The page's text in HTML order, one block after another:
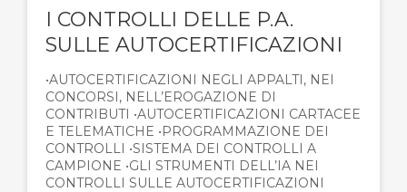
I CONTROLLI DELLE P.A.
SULLE AUTOCERTIFICAZIONI
•AUTOCERTIFICAZIONI NEGLI APPALTI, NEI
CONCORSI, NELL’EROGAZIONE DI
CONTRIBUTI •AUTOCERTIFICAZIONI CARTACEE
E TELEMATICHE •PROGRAMMAZIONE DEI
CONTROLLI •SISTEMA DEI CONTROLLI A
CAMPIONE •GLI STRUMENTI DELL’IA NEI
CONTROLLI SULLE AUTOCERTIFICAZIONI